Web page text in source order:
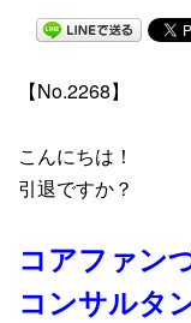
【No.2268】
こんにちは！
引退ですか？
コアファン
コンサルタ